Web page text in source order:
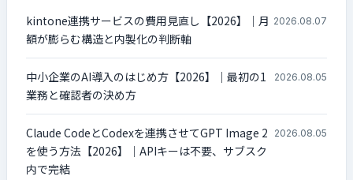
kintone連携サービスの費用見直し【2026】｜月
額が膨らむ構造と内製化の判断軸
2026.08.07
中小企業のAI導入のはじめ方【2026】｜最初の1
業務と確認者の決め方
2026.08.05
Claude CodeとCodexを連携させてGPT Image 2
を使う方法【2026】｜APIキーは不要、サブスク
内で完結
2026.08.05